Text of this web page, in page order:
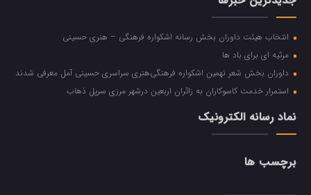
انتخاب هیئت داوران بخش رسانه اشکواره فرهنگی‌ – هنری حسینی
مرثیه ای برای باد ها
داوران بخش شعر نهمین اشکواره فرهنگی‌هنری سراسری حسینی آمل معرفی شدند
استمرار خدمت کاسوکاران به زائران اربعین درشهر مرزی سرپل ذهاب
نماد رسانه الکترونیک
برچسب ها